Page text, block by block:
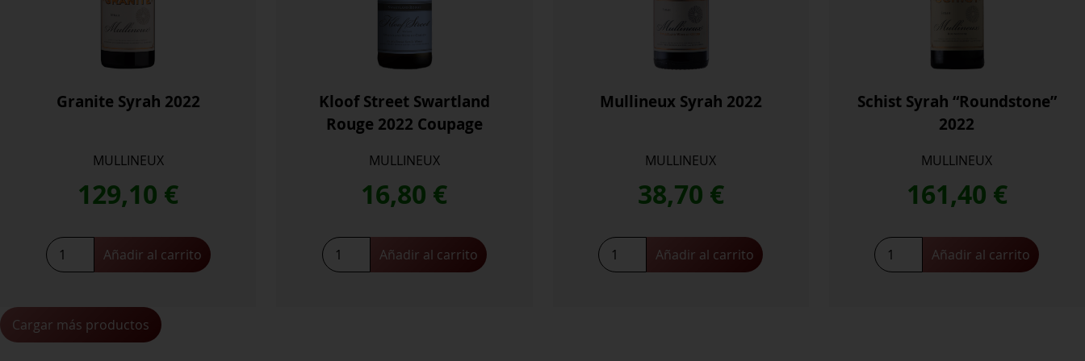
Granite Syrah 2022
MULLINEUX
129,10 €
Granite
Syrah
cantidad
Añadir al carrito
Kloof Street Swartland
Rouge 2022 Coupage
MULLINEUX
16,80 €
Kloof
Street
Añadir al carrito
Mullineux Syrah 2022
MULLINEUX
38,70 €
Mullineux
Syrah
Añadir al carrito
Schist Syrah “Roundstone”
2022
MULLINEUX
161,40 €
Schist
Syrah
Añadir al carrito
Cargar más productos